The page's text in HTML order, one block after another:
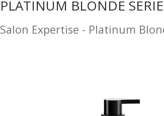
PLATINUM BLONDE
Salon Expertise - Platinum